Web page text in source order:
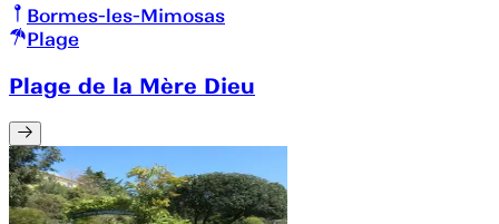
Bormes-les-Mimosas
Plage
Plage de la Mère Dieu